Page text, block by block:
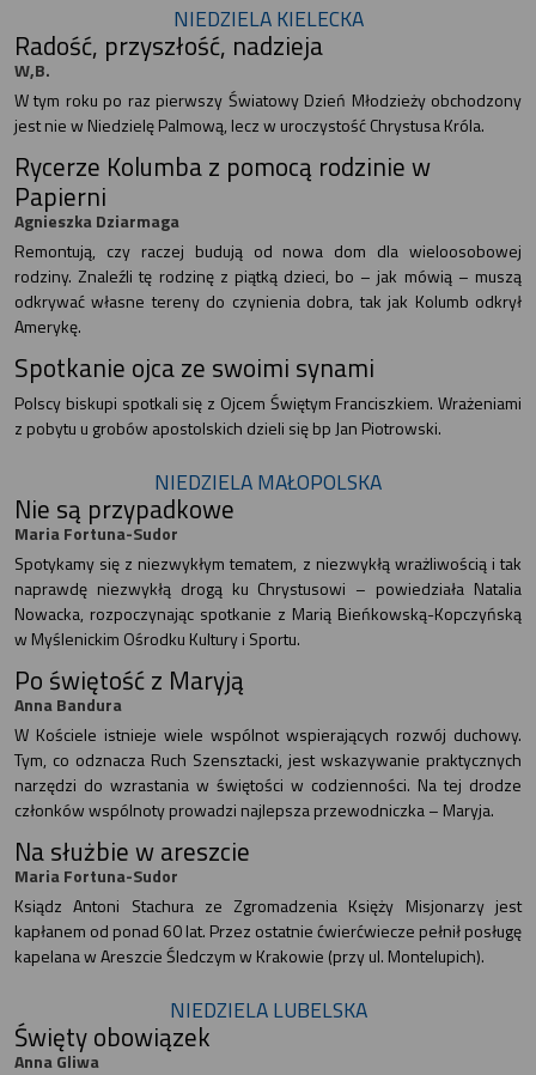
NIEDZIELA KIELECKA
Radość, przyszłość, nadzieja
W,B.
W tym roku po raz pierwszy Światowy Dzień Młodzieży obchodzony
jest nie w Niedzielę Palmową, lecz w uroczystość Chrystusa Króla.
Rycerze Kolumba z pomocą rodzinie w
Papierni
Agnieszka Dziarmaga
Remontują, czy raczej budują od nowa dom dla wieloosobowej
rodziny. Znaleźli tę rodzinę z piątką dzieci, bo – jak mówią – muszą
odkrywać własne tereny do czynienia dobra, tak jak Kolumb odkrył
Amerykę.
Spotkanie ojca ze swoimi synami
Polscy biskupi spotkali się z Ojcem Świętym Franciszkiem. Wrażeniami
z pobytu u grobów apostolskich dzieli się bp Jan Piotrowski.
NIEDZIELA MAŁOPOLSKA
Nie są przypadkowe
Maria Fortuna-Sudor
Spotykamy się z niezwykłym tematem, z niezwykłą wrażliwością i tak
naprawdę niezwykłą drogą ku Chrystusowi – powiedziała Natalia
Nowacka, rozpoczynając spotkanie z Marią Bieńkowską-Kopczyńską
w Myślenickim Ośrodku Kultury i Sportu.
Po świętość z Maryją
Anna Bandura
W Kościele istnieje wiele wspólnot wspierających rozwój duchowy.
Tym, co odznacza Ruch Szensztacki, jest wskazywanie praktycznych
narzędzi do wzrastania w świętości w codzienności. Na tej drodze
członków wspólnoty prowadzi najlepsza przewodniczka – Maryja.
Na służbie w areszcie
Maria Fortuna-Sudor
Ksiądz Antoni Stachura ze Zgromadzenia Księży Misjonarzy jest
kapłanem od ponad 60 lat. Przez ostatnie ćwierćwiecze pełnił posługę
kapelana w Areszcie Śledczym w Krakowie (przy ul. Montelupich).
NIEDZIELA LUBELSKA
Święty obowiązek
Anna Gliwa